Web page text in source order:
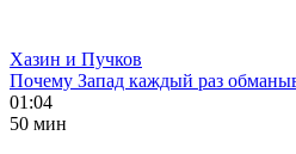
Хазин и Пучков
Почему Запад каждый раз
01:04
50 мин